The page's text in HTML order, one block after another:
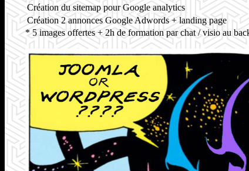
Création du sitemap pour Google analytics
Création 2 annonces Google Adwords + landing page
* 5 images offertes + 2h de formation par chat / visio au